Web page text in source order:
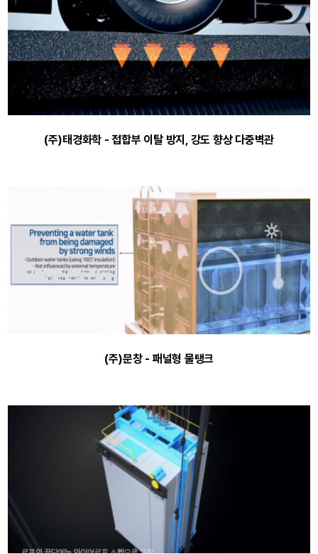
(주)태경화학 - 접합부 이탈 방지, 강도 향상 다중벽관
(주)문창 - 패널형 물탱크